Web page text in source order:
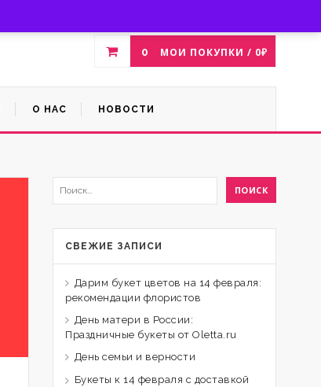
0 МОИ ПОКУПКИ / 0₽
О НАС НОВОСТИ
СВЕЖИЕ ЗАПИСИ
Дарим букет цветов на 14 февраля:
рекомендации флористов
День матери в России:
Праздничные букеты от Oletta.ru
День семьи и верности
Букеты к 14 февраля с доставкой